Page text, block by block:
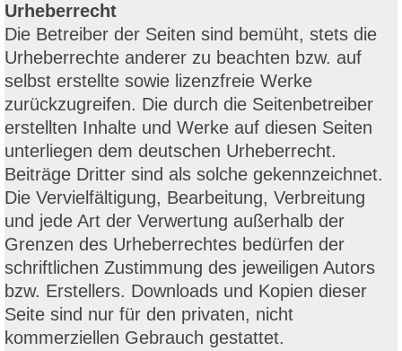
Urheberrecht
Die Betreiber der Seiten sind bemüht, stets die
Urheberrechte anderer zu beachten bzw. auf
selbst erstellte sowie lizenzfreie Werke
zurückzugreifen. Die durch die Seitenbetreiber
erstellten Inhalte und Werke auf diesen Seiten
unterliegen dem deutschen Urheberrecht.
Beiträge Dritter sind als solche gekennzeichnet.
Die Vervielfältigung, Bearbeitung, Verbreitung
und jede Art der Verwertung außerhalb der
Grenzen des Urheberrechtes bedürfen der
schriftlichen Zustimmung des jeweiligen Autors
bzw. Erstellers. Downloads und Kopien dieser
Seite sind nur für den privaten, nicht
kommerziellen Gebrauch gestattet.